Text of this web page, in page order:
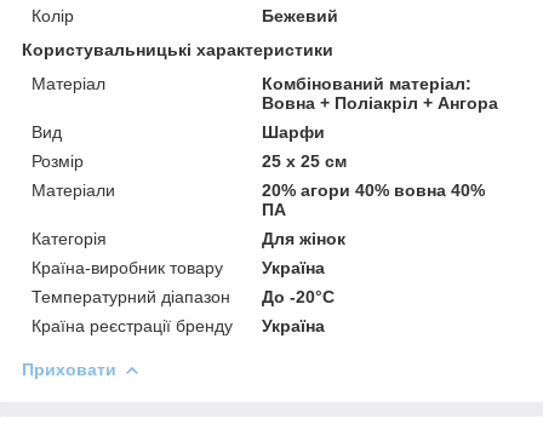
Колір
Бежевий
Користувальницькі характеристики
Матеріал
Комбінований матеріал:
Вовна + Поліакріл + Ангора
Вид
Шарфи
Розмір
25 х 25 см
Матеріали
20% агори 40% вовна 40%
ПА
Категорія
Для жінок
Країна-виробник товару
Україна
Температурний діапазон
До -20°C
Країна реєстрації бренду
Україна
Приховати